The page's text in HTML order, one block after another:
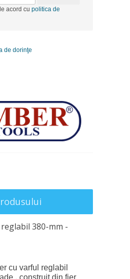
acord cu politica de
de dorinţe
380-mm -
cu varful reglabil